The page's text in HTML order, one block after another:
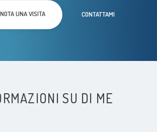
UNA VISITA CONTATTAMI
SU DI ME